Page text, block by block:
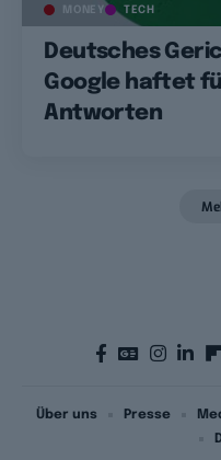
MONEY TECH
Deutsches
Google haftet
Antworten
Über uns Presse